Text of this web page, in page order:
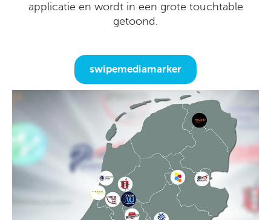
applicatie en wordt in een grote touchtable
getoond.
swipemediamarker